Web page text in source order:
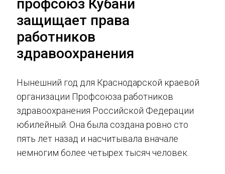
профсоюз Кубани
защищает права
работников
здравоохранения
Нынешний год для Краснодарской краевой
организации Профсоюза работников
здравоохранения Российской Федерации
юбилейный. Она была создана ровно сто
пять лет назад и насчитывала вначале
немногим более четырех тысяч человек.